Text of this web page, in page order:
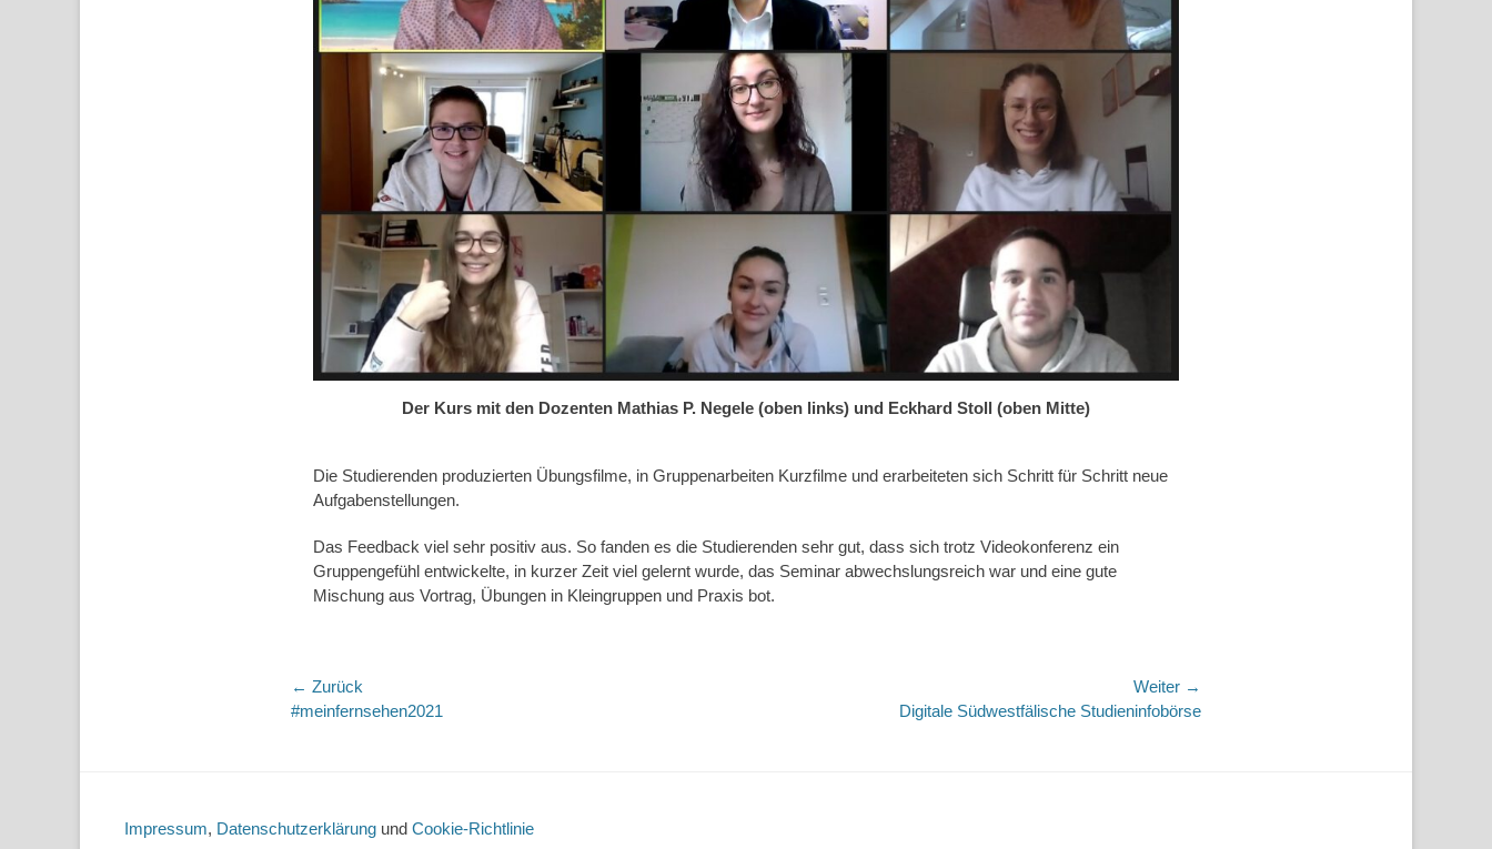
Der Kurs mit den Dozenten Mathias P. Negele (oben links) und Eckhard Stoll (oben Mitte)
Die Studierenden produzierten Übungsfilme, in Gruppenarbeiten Kurzfilme und erarbeiteten sich Schritt für Schritt neue
Aufgabenstellungen.
Das Feedback viel sehr positiv aus. So fanden es die Studierenden sehr gut, dass sich trotz Videokonferenz ein
Gruppengefühl entwickelte, in kurzer Zeit viel gelernt wurde, das Seminar abwechslungsreich war und eine gute
Mischung aus Vortrag, Übungen in Kleingruppen und Praxis bot.
Beitragsnavigation
← Zurück
Vorheriger
#meinfernsehen2021
Weiter →
Digitale Südwestfälische Studieninfobörse
Impressum, Datenschutzerklärung und Cookie-Richtlinie